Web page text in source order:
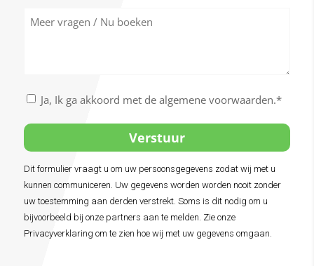
Meer
vragen
Akkoord
de
algemene
voorwaarden
*
Ja, Ik ga akkoord met de algemene voorwaarden.*
Alternative:
Dit formulier vraagt u om uw persoonsgegevens zodat wij met u
kunnen communiceren. Uw gegevens worden worden nooit zonder
uw toestemming aan derden verstrekt. Soms is dit nodig om u
bijvoorbeeld bij onze partners aan te melden. Zie onze
Privacyverklaring om te zien hoe wij met uw gegevens omgaan.